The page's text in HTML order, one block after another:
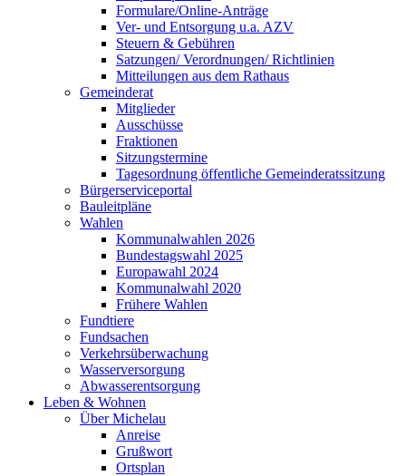
Formulare/Online-Anträge
Ver- und Entsorgung u.a. AZV
Steuern & Gebühren
Satzungen/ Verordnungen/ Richtlinien
Mitteilungen aus dem Rathaus
Gemeinderat
Mitglieder
Ausschüsse
Fraktionen
Sitzungstermine
Tagesordnung öffentliche Gemeinderatssitzung
Bürgerserviceportal
Bauleitpläne
Wahlen
Kommunalwahlen 2026
Bundestagswahl 2025
Europawahl 2024
Kommunalwahl 2020
Frühere Wahlen
Fundtiere
Fundsachen
Verkehrsüberwachung
Wasserversorgung
Abwasserentsorgung
Leben & Wohnen
Über Michelau
Anreise
Grußwort
Ortsplan